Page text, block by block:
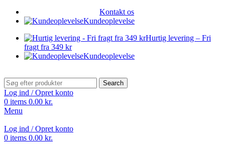
Kontakt os
Kundeoplevelse
Hurtig levering – Fri
fragt fra 349 kr
Kundeoplevelse
Search
Log ind / Opret konto
0 items 0.00 kr.
Menu
Log ind / Opret konto
0 items 0.00 kr.